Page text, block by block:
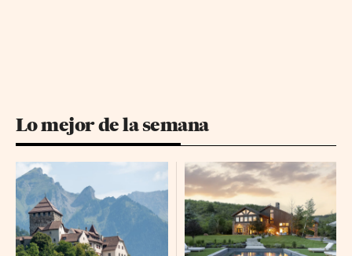
Lo mejor de la semana